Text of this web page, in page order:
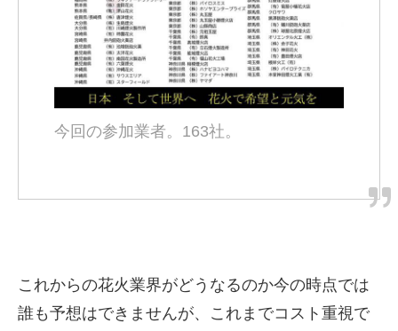
今回の参加業者。163社。
これからの花火業界がどうなるのか今の時点では
誰も予想はできませんが、これまでコスト重視で